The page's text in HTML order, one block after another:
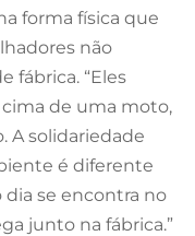
forma física que
não
fábrica. “Eles
de uma moto,
A solidariedade
é diferente
se encontra no
junto na fábrica.”